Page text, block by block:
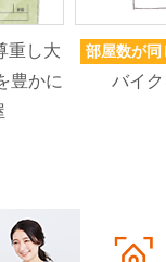
重し大
豊かに
部屋数が同
バイ